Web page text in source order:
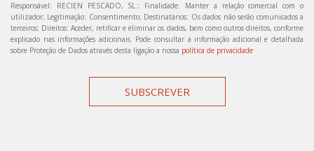
Responsável: RECIEN PESCADO, SL.; Finalidade: Manter a relação comercial com o
utilizador; Legitimação: Consentimento; Destinatários: Os dados não serão comunicados a
terceiros; Direitos: Aceder, retificar e eliminar os dados, bem como outros direitos, conforme
explicado nas informações adicionais. Pode consultar a informação adicional e detalhada
sobre Proteção de Dados através desta ligação a nossa política de privacidade
SUBSCREVER